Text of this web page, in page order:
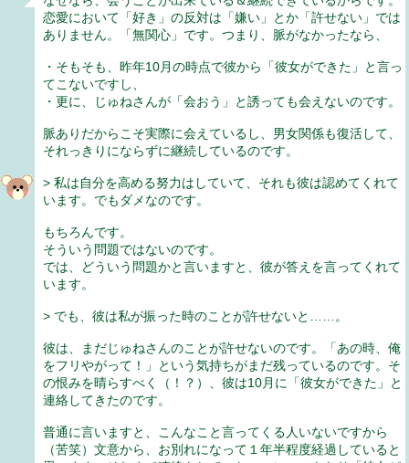
恋愛において「好き」の反対は「嫌い」とか「許せない」では
ありません。「無関心」です。つまり、脈がなかったなら、
・そもそも、昨年10月の時点で彼から「彼女ができた」と言っ
てこないですし、
・更に、じゅねさんが「会おう」と誘っても会えないのです。
脈ありだからこそ実際に会えているし、男女関係も復活して、
それっきりにならずに継続しているのです。
> 私は自分を高める努力はしていて、それも彼は認めてくれて
います。でもダメなのです。
もちろんです。
そういう問題ではないのです。
では、どういう問題かと言いますと、彼が答えを言ってくれて
います。
> でも、彼は私が振った時のことが許せないと……。
彼は、まだじゅねさんのことが許せないのです。「あの時、俺
をフリやがって！」という気持ちがまだ残っているのです。そ
の恨みを晴らすべく（！？）、彼は10月に「彼女ができた」と
連絡してきたのです。
普通に言いますと、こんなこと言ってくる人いないですから
（苦笑）文意から、お別れになって１年半程度経過していると